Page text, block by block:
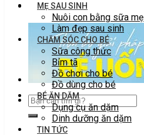
MẸ SAU SINH
Nuôi con bằng sữa mẹ
Làm đẹp sau sinh
CHĂM SÓC CHO BÉ
Sữa công thức
Bỉm tã
Đồ chơi cho bé
Đồ dùng cho bé
BÉ ĂN DẶM
Dụng cụ ăn dặm
Dinh dưỡng ăn dặm
TIN TỨC